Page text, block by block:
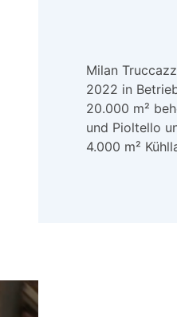
Milan
2022 in
20.000 m²
und Pioltello
4.000 m²